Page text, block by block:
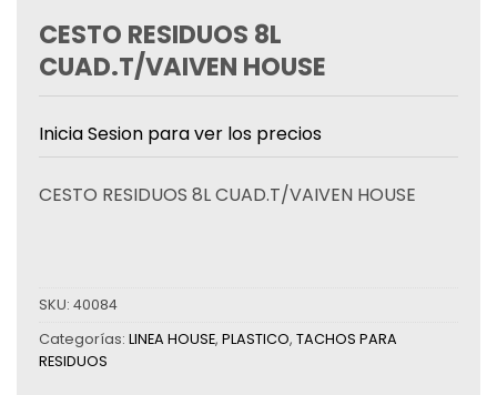
CESTO RESIDUOS 8L
CUAD.T/VAIVEN HOUSE
Inicia Sesion para ver los precios
CESTO RESIDUOS 8L CUAD.T/VAIVEN HOUSE
SKU: 40084
Categorías: LINEA HOUSE, PLASTICO, TACHOS PARA
RESIDUOS